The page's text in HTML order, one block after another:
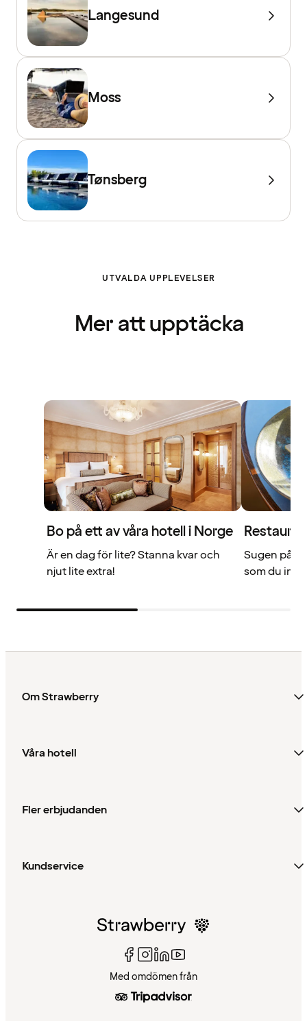
Langesund
Moss
Tønsberg
UTVALDA UPPLEVELSER
Mer att upptäcka
Bo på ett av våra hotell i Norge
Är en dag för lite? Stanna kvar och
njut lite extra!
Sugen på
som du inte
Om Strawberry
Våra hotell
Fler erbjudanden
Kundservice
Med omdömen från